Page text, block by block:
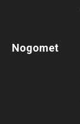
Nogomet